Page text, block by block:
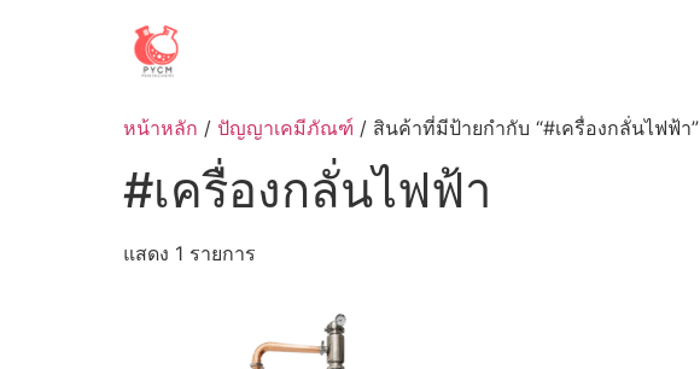
หน้าหลัก / ปัญญาเคมีภัณฑ์ / สินค้าที่มีป้ายกำกับ “#เครื่องกลั่นไฟฟ้า”
#เครื่องกลั่นไฟฟ้า
แสดง 1 รายการ